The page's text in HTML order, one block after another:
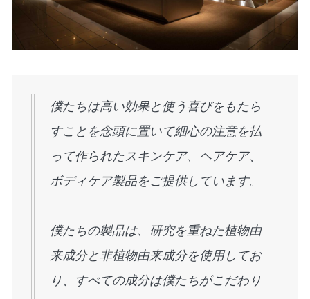
僕たちは高い効果と使う喜びをもたら
すことを念頭に置いて細心の注意を払
って作られたスキンケア、ヘアケア、
ボディケア製品をご提供しています。
僕たちの製品は、研究を重ねた植物由
来成分と非植物由来成分を使用してお
り、すべての成分は僕たちがこだわり